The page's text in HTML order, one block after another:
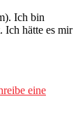
Ich bin
Ich hätte es mir
eine